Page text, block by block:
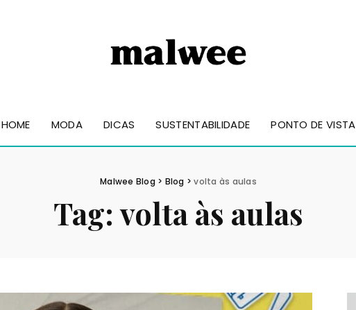
HOME MODA DICAS SUSTENTABILIDADE PONTO DE VISTA
Malwee Blog > Blog >volta às aulas
Tag:volta às aulas